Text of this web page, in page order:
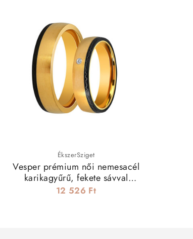
ÉkszerSziget
Vesper prémium női nemesacél
karikagyűrű, fekete sávval
díszítve
12 526 Ft